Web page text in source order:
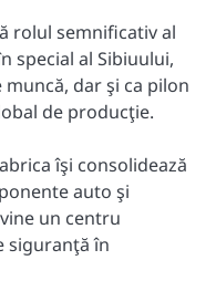
rolul semnificativ al
special al Sibiuului,
dar şi ca pilon
de producţie.
îşi consolidează
auto şi
un centru
siguranţă în